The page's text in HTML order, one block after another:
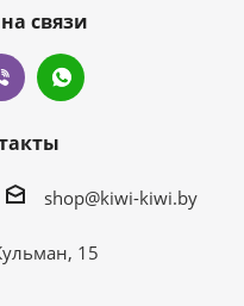
связи
shop@kiwi-kiwi.by
15